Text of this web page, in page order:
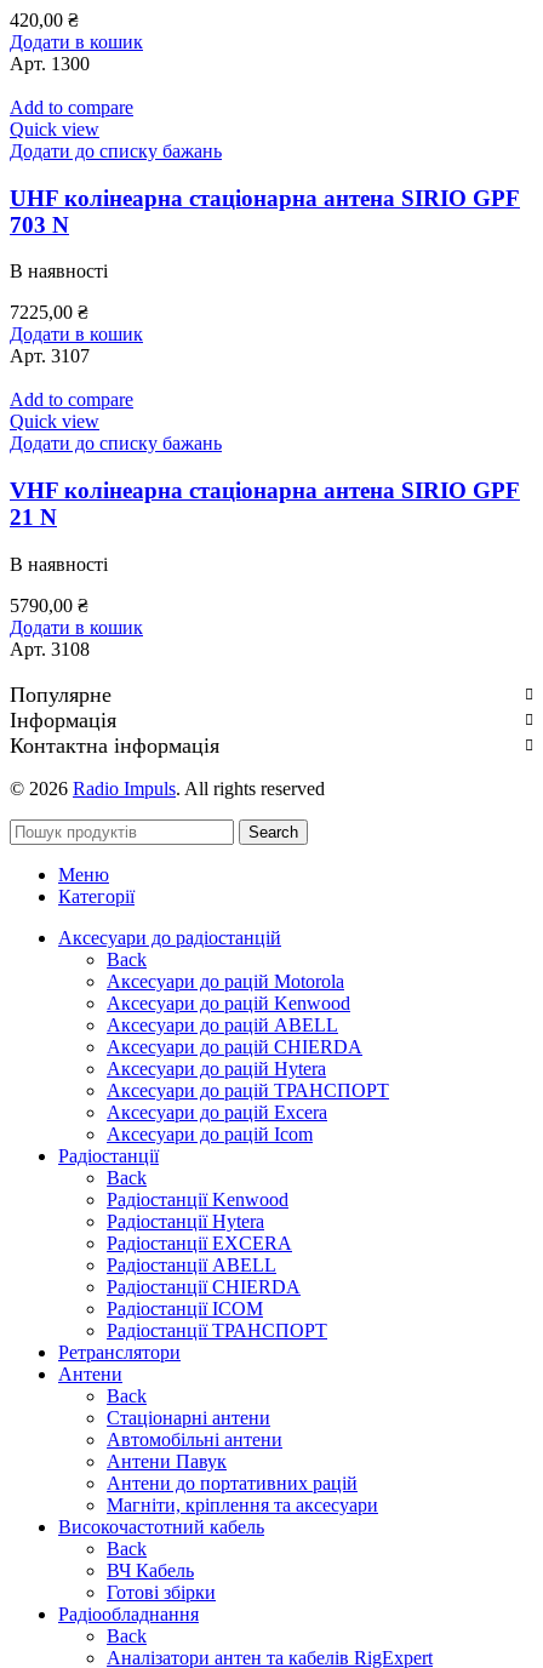
420,00 ₴
Додати в кошик
Арт. 1300
Add to compare
Quick view
Додати до списку бажань
UHF колінеарна стаціонарна антена SIRIO GPF
703 N
В наявності
7225,00 ₴
Додати в кошик
Арт. 3107
Add to compare
Quick view
Додати до списку бажань
VHF колінеарна стаціонарна антена SIRIO GPF
21 N
В наявності
5790,00 ₴
Додати в кошик
Арт. 3108
Популярне
Інформація
Контактна інформація
© 2026 Radio Impuls. All rights reserved
Search
Меню
Категорії
Аксесуари до радіостанцій
Back
Аксесуари до рацій Motorola
Аксесуари до рацій Kenwood
Аксесуари до рацій ABELL
Аксесуари до рацій CHIERDA
Аксесуари до рацій Hytera
Аксесуари до рацій ТРАНСПОРТ
Аксесуари до рацій Excera
Аксесуари до рацій Icom
Радіостанції
Back
Радіостанції Kenwood
Радіостанції Hytera
Радіостанції EXCERA
Радіостанції ABELL
Радіостанції CHIERDA
Радіостанції ICOM
Радіостанції ТРАНСПОРТ
Ретранслятори
Антени
Back
Стаціонарні антени
Автомобільні антени
Антени Павук
Антени до портативних рацій
Магніти, кріплення та аксесуари
Високочастотний кабель
Back
ВЧ Кабель
Готові збірки
Радіообладнання
Back
Аналізатори антен та кабелів RigExpert